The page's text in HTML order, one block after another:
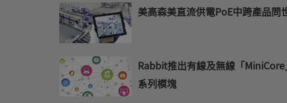
美高森美直流供電PoE中跨產品問
Rabbit推出有線及無線「MiniCore
系列模塊